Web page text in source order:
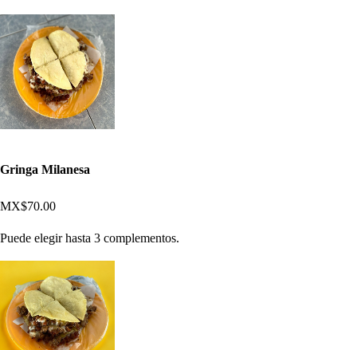
Gringa Milanesa
MX$70.00
Puede elegir hasta 3 complementos.